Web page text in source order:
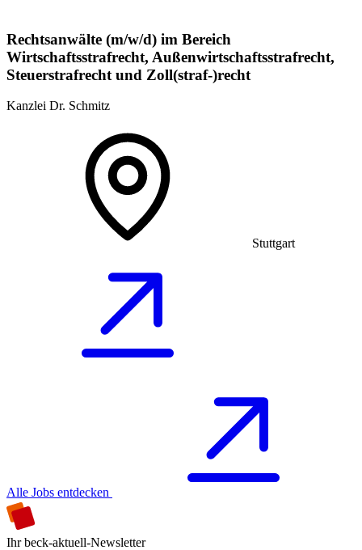
Rechtsanwälte (m/w/d) im Bereich
Wirtschaftsstrafrecht, Außenwirtschaftsstrafrecht,
Steuerstrafrecht und Zoll(straf-)recht
Kanzlei Dr. Schmitz
Stuttgart
Alle Jobs entdecken
Ihr beck-aktuell-Newsletter